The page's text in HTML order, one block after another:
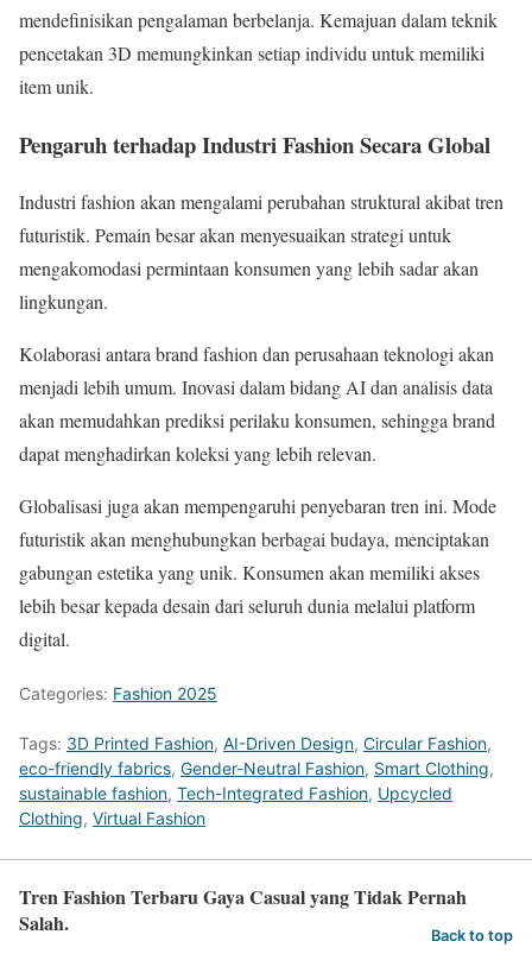
mendefinisikan pengalaman berbelanja. Kemajuan dalam teknik
pencetakan 3D memungkinkan setiap individu untuk memiliki
item unik.
Pengaruh terhadap Industri Fashion Secara Global
Industri fashion akan mengalami perubahan struktural akibat tren
futuristik. Pemain besar akan menyesuaikan strategi untuk
mengakomodasi permintaan konsumen yang lebih sadar akan
lingkungan.
Kolaborasi antara brand fashion dan perusahaan teknologi akan
menjadi lebih umum. Inovasi dalam bidang AI dan analisis data
akan memudahkan prediksi perilaku konsumen, sehingga brand
dapat menghadirkan koleksi yang lebih relevan.
Globalisasi juga akan mempengaruhi penyebaran tren ini. Mode
futuristik akan menghubungkan berbagai budaya, menciptakan
gabungan estetika yang unik. Konsumen akan memiliki akses
lebih besar kepada desain dari seluruh dunia melalui platform
digital.
Categories: Fashion 2025
Tags: 3D Printed Fashion, AI-Driven Design, Circular Fashion,
eco-friendly fabrics, Gender-Neutral Fashion, Smart Clothing,
sustainable fashion, Tech-Integrated Fashion, Upcycled
Clothing, Virtual Fashion
Tren Fashion Terbaru Gaya Casual yang Tidak Pernah
Salah.
Back to top